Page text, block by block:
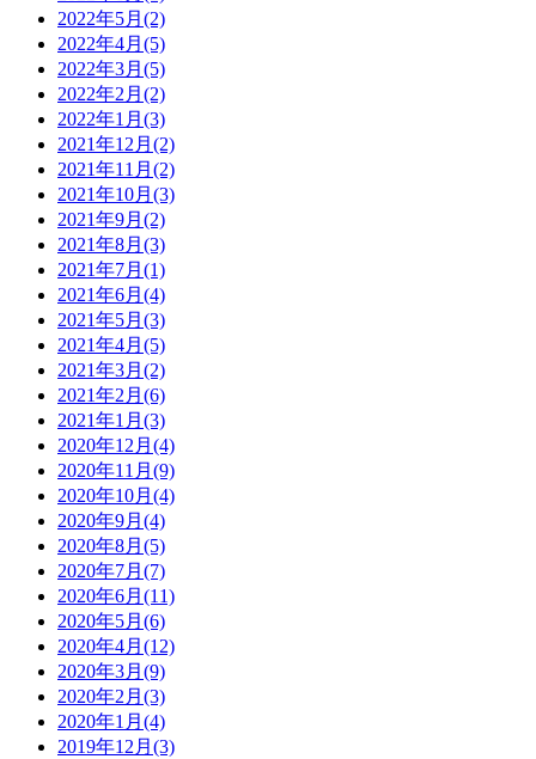
2022年5月(2)
2022年4月(5)
2022年3月(5)
2022年2月(2)
2022年1月(3)
2021年12月(2)
2021年11月(2)
2021年10月(3)
2021年9月(2)
2021年8月(3)
2021年7月(1)
2021年6月(4)
2021年5月(3)
2021年4月(5)
2021年3月(2)
2021年2月(6)
2021年1月(3)
2020年12月(4)
2020年11月(9)
2020年10月(4)
2020年9月(4)
2020年8月(5)
2020年7月(7)
2020年6月(11)
2020年5月(6)
2020年4月(12)
2020年3月(9)
2020年2月(3)
2020年1月(4)
2019年12月(3)